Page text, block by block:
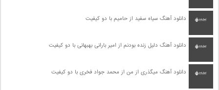
دانلود آهنگ سیاه سفید از حامیم با دو کیفیت
دانلود آهنگ دلیل زنده بودنم از امیر بارانی بهبهانی با دو کیفیت
دانلود آهنگ میگذری از من از محمد جواد فخری با دو کیفیت